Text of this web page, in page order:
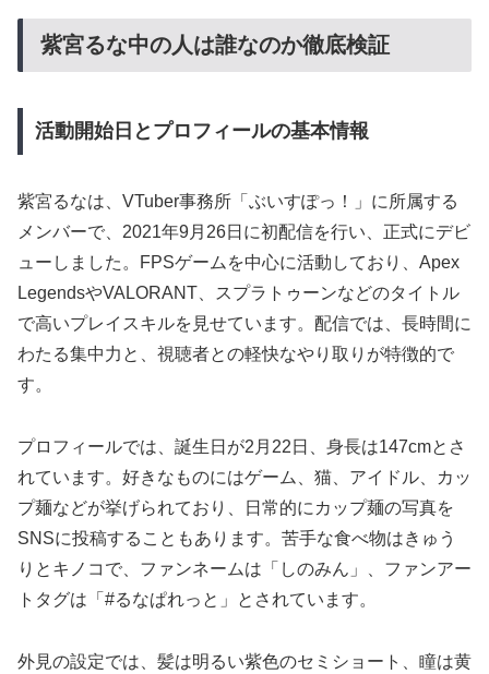
紫宮るな中の人は誰なのか徹底検証
活動開始日とプロフィールの基本情報
紫宮るなは、VTuber事務所「ぶいすぽっ！」に所属する
メンバーで、2021年9月26日に初配信を行い、正式にデビ
ューしました。FPSゲームを中心に活動しており、Apex
LegendsやVALORANT、スプラトゥーンなどのタイトル
で高いプレイスキルを見せています。配信では、長時間に
わたる集中力と、視聴者との軽快なやり取りが特徴的で
す。
プロフィールでは、誕生日が2月22日、身長は147cmとさ
れています。好きなものにはゲーム、猫、アイドル、カッ
プ麺などが挙げられており、日常的にカップ麺の写真を
SNSに投稿することもあります。苦手な食べ物はきゅう
りとキノコで、ファンネームは「しのみん」、ファンアー
トタグは「#るなぱれっと」とされています。
外見の設定では、髪は明るい紫色のセミショート、瞳は黄